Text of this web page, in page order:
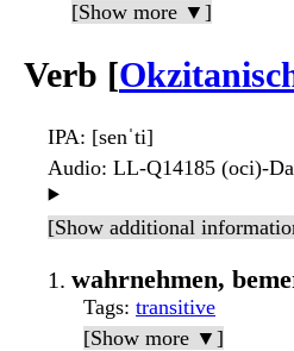
[Show more ▼]
Verb [
IPA: [senˈti]
Audio: LL-Q14185 (oci)-
▶️
[Show additional
wahrnehmen,
Tags: transitive
[Show more ▼]